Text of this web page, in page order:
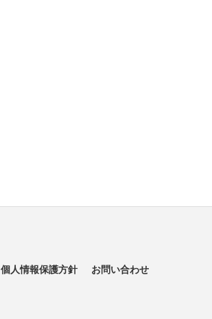
個人情報保護方針 お問い合わせ